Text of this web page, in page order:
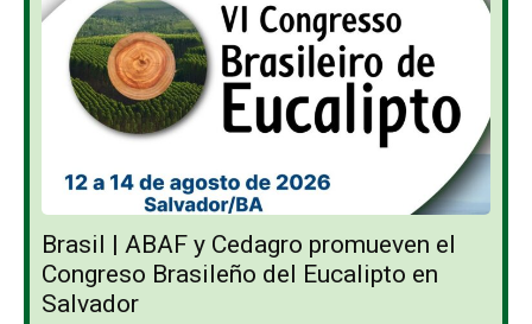
Brasil | ABAF y Cedagro promueven el
Congreso Brasileño del Eucalipto en
Salvador